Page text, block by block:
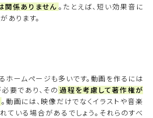
関係ありません 。たとえば、短い効果音に
あります。
ホームページも多いです。動画を作るには
要であり、その 過程を考慮して著作権が
。動画には、映像だけでなくイラストや音楽
ている場合があるでしょう。それらのすべ